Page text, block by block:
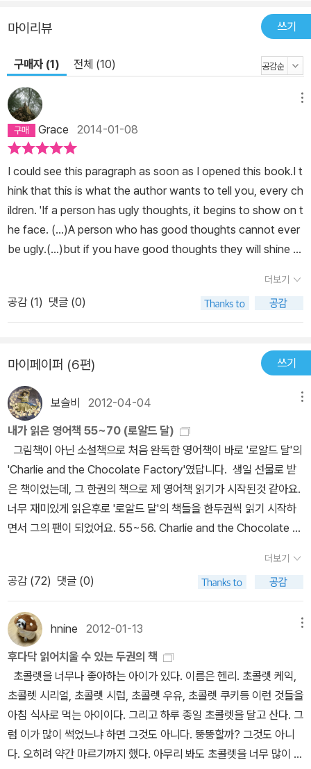
마이리뷰 쓰기
구매자 (1) 전체 (10)
Grace 2014-01-08
I could see this paragraph as soon as I opened this book.I t
hink that this is what the author wants to tell you, every ch
ildren. 'If a person has ugly thoughts, it begins to show on t
he face. (...)A person who has good thoughts cannot ever
be ugly.(...)but if you have good thoughts they will shine o
ely.' I rarely see hairy-faced people (even beared or moust
achy-faced people).I have not ever thought about them.T
hrough this book, I realized that how they can be disgustin
y, nasty and disgusting.I am glad to understand this book. I
love this book. It is easy to understand so I bought 5 book
s more as gifts.I gave my students two of them but they di
dn't like them. One of my students said to me, 'I don't read
even Korean books, why should I read an English book? I d
on't like this English book even though my gift!'ㅋㅋThey ar
e still kids even though they became 3rd grade in middle sc
hool.I would like to read this kind of level English books mo
re and more~~ *온라인 영어 선생님께 수정을 부탁했더니 거의
맞아! 내가 하고 싶었던 말이 이거야! 싶은데그렇게 만들기는 왜그리
어려운지...... I noticed this paragraph as I opened this book.I
think this what the author wanted to tell to every readers.I
f a person has ugly thoughts, it manifests on his face.Just
by reading about Mr. Twit I can see how unhygienic he is.
Always foul smelling and has a nasty disposition.I had bee
n educated about nasty and smelly peope through this En
glish book.I fell in love with it so, I bought 5 of this for gifts
to my friends and colleagues.Unfortunately two of my stu
dents say they didn't share my enthusiasm about this boo
k.One of my students told, 'I don't even read Korean book
더보기
공감 (1) 댓글 (0)
마이페이퍼 (6편) 쓰기
보슬비 2012-04-04
내가 읽은 영어책 55~70 (로알드 달)
그림책이 아닌 소설책으로 처음 완독한 영어책이 바로 '로알드 달'의
'Charlie and the Chocolate Factory'였답니다. 생일 선물로 받
은 책이었는데, 그 한권의 책으로 제 영어책 읽기가 시작된것 같아요.
너무 재미있게 읽은후로 '로알드 달'의 책들을 한두권씩 읽기 시작하
면서 그의 팬이 되었어요. 55~56. Charlie and the Chocolate F
만들어졌는데, 제가 이 책을 읽고 영화를 봤는지, 영화를 먼저 보고 책
을 읽었는지는 잘 기억이 나지 않네요.^^;; 하지만 제가 읽은 책에 영
화표지가 들어있는것을 생각해보면, 영화를 먼저 본것 같긴합니다.ㅎ
ㅎ 나중에 비행기에서 이 책의 번역서를 만나 반가워 다시 읽었었답
니다. 처음 영어책을 읽을때는 읽는것만으로도 참 대견하다 생
각했는데, 지금은 읽는것만으로 만족하지 않고 오디오북도 함께 들으
려고 노력중이랍니다. 이 책 재미있게 읽었으니, 나중에 기회 삼아 오
디오북과 함께 다시 읽어볼 계획이예요. 다양한 표지로 책이 출
간되었는데, 그래도 변함없는것은 퀸틴 블레이크의 삽화를 두었다는
거죠. 로알드 달의 대부분의 책은 그가 삽화를 그렸는데, 그점이 이 책
을 더 재미있게 느끼게 했던것 같습니다. 아주 드물게 '퀸틴 블레이
더보기
공감 (72) 댓글 (0)
hnine 2012-01-13
후다닥 읽어치울 수 있는 두권의 책
초콜렛을 너무나 좋아하는 아이가 있다. 이름은 헨리. 초콜렛 케익,
초콜렛 시리얼, 초콜렛 시럽, 초콜렛 우유, 초콜렛 쿠키등 이런 것들을
아침 식사로 먹는 아이이다. 그리고 하루 종일 초콜렛을 달고 산다. 그
럼 이가 많이 썩었느냐 하면 그것도 아니다. 뚱뚱할까? 그것도 아니
다. 오히려 약간 마르기까지 했다. 아무리 봐도 초콜렛을 너무 많이 먹